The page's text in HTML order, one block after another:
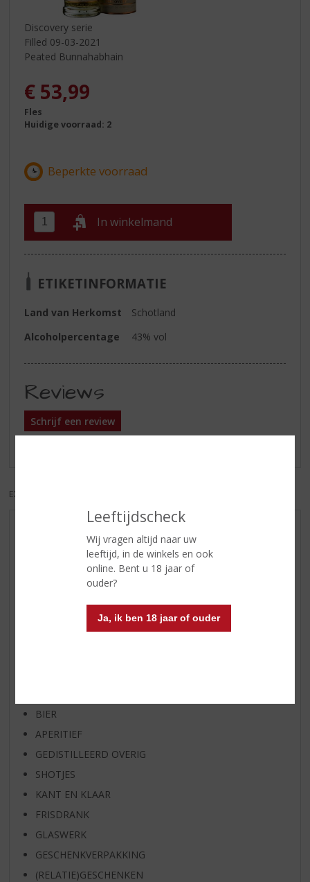
Leeftijdscheck
Wij vragen altijd naar uw
leeftijd, in de winkels en ook
online. Bent u 18 jaar of
ouder?
Ja, ik ben 18 jaar of ouder
Discovery serie
Filled 09-03-2021
Peated Bunnahabhain
€ 53,99
Fles
Huidige voorraad: 2
In winkelmand
ETIKETINFORMATIE
Land van Herkomst
Schotland
Alcoholpercentage
43% vol
Reviews
Schrijf een review
EXCL. BTW
AANBIEDINGEN
WIJN VAN DE MAAND
WHISKY VAN DE MAAND
BIER VAN DE MAAND
SPIRIT VAN DE MAAND
BIER
APERITIEF
GEDISTILLEERD OVERIG
SHOTJES
KANT EN KLAAR
FRISDRANK
GLASWERK
GESCHENKVERPAKKING
(RELATIE)GESCHENKEN